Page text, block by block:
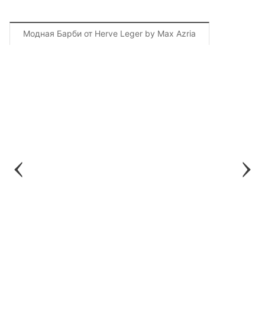
Модная Барби от Herve Leger by Max Azria